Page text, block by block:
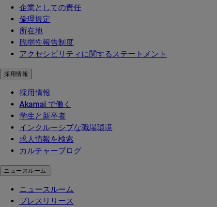
企業としての責任
倫理規定
所在地
脆弱性報告制度
アクセシビリティに関するステートメント
採用情報
採用情報
Akamai で働く
学生と新卒者
インクルーシブな職場環境
求人情報を検索
カルチャーブログ
ニュースルーム
ニュースルーム
プレスリリース